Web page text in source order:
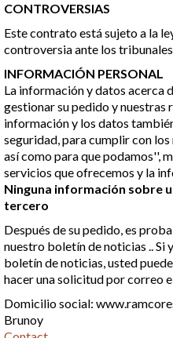
CONTROVERSIAS
Este contrato está sujeto a la
controversia ante los
INFORMACIÓN PERSONAL
La información y datos acerca
gestionar su pedido y nuestras
información y los datos
seguridad, para cumplir con
así como para que podamos'',
servicios que ofrecemos y la
Ninguna información sobre
tercero
Después de su pedido, es
nuestro boletín de noticias .. Si
boletín de noticias, usted
hacer una solicitud por correo
Domicilio social:
Brunoy